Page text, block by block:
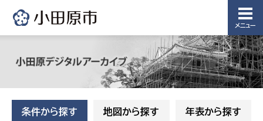
メニュー
条件から探す 地図から探す 年表から探す